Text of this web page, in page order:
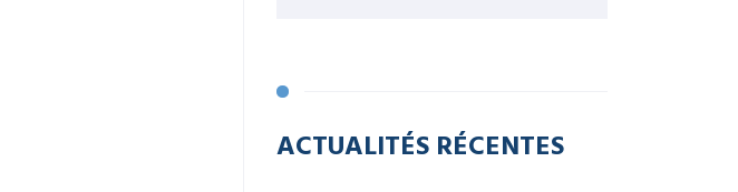
ACTUALITÉS RÉCENTES